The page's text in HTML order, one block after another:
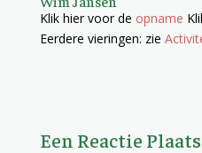
Klik hier voor de opname
Eerdere vieringen: zie
Een Reactie